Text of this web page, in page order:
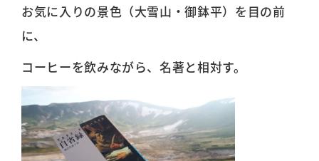
お気に入りの景色（大雪山・御鉢平）を目の前
に、
コーヒーを飲みながら、名著と相対す。